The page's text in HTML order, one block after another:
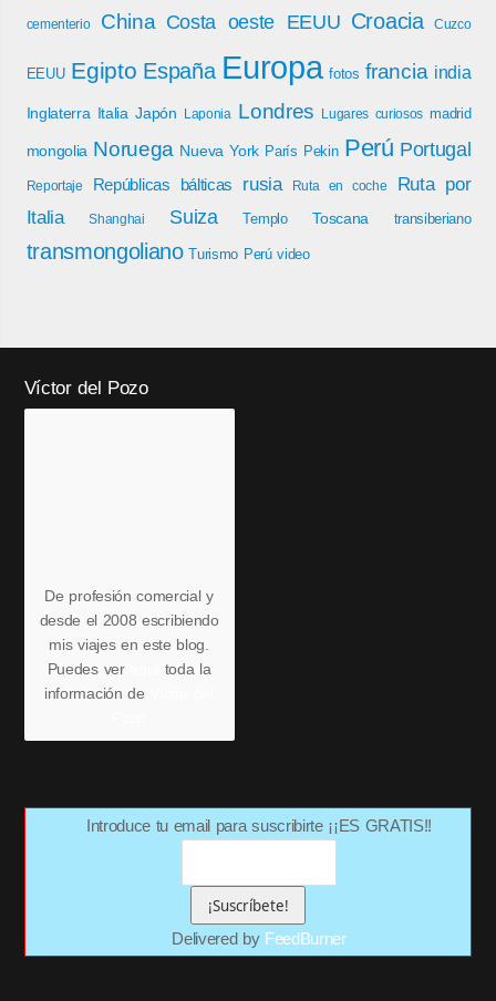
cementerio China Costa oeste EEUU Croacia Cuzco
EEUU Egipto España Europa fotos francia india
Inglaterra Italia Japón Laponia Londres Lugares curiosos madrid
mongolia Noruega Nueva York París Pekin Perú Portugal
Reportaje Repúblicas bálticas rusia Ruta en coche
Ruta por
Italia
Shanghai Suiza Templo Toscana transiberiano
transmongoliano Turismo Perú video
Víctor del Pozo
De profesión comercial y
desde el 2008 escribiendo
mis viajes en este blog.
Puedes ver
toda la
información de
Introduce tu email para suscribirte ¡¡ES GRATIS!!
Delivered by FeedBurner